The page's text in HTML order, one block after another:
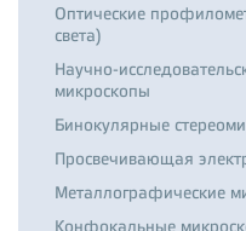
Оптические
света)
Научно-
микроскопы
Бинокулярные
Просвечивающая
Металлографические
Конфокальные